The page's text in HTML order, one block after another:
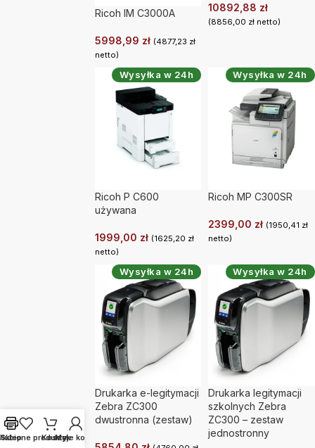
Ricoh IM C3000A
5998,99 zł (4877,23 zł
netto)
10892,88 zł
(8856,00 zł netto)
Wysyłka w 24h
Ricoh P C600
używana
1999,00 zł (1625,20 zł
netto)
Wysyłka w 24h
Ricoh MP C300SR
2399,00 zł (1950,41 zł
netto)
Wysyłka w 24h
Drukarka e-legitymacji
Zebra ZC300
dwustronna (zestaw)
Wysyłka w 24h
Drukarka legitymacji
szkolnych Zebra
ZC300 – zestaw
jednostronny
Sklep produkty
KoszykMoje konto